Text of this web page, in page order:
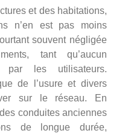
et des habitations,
n’en est pas moins
souvent négligée
tant qu’aucun
par les utilisateurs.
de l’usure et divers
sur le réseau. En
conduites anciennes
de longue durée,